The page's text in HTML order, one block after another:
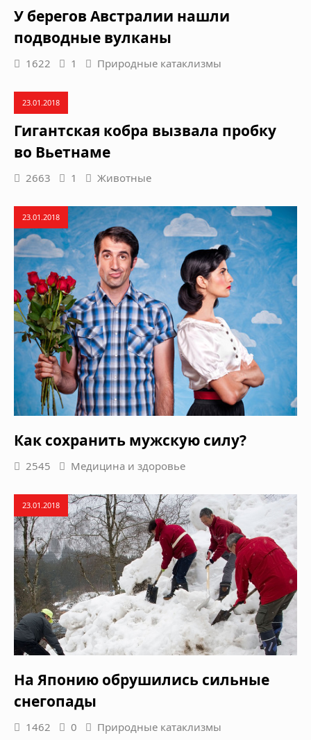
У берегов Австралии нашли
подводные вулканы
1622 1 Природные катаклизмы
23.01.2018
Гигантская кобра вызвала пробку
во Вьетнаме
2663 1 Животные
23.01.2018
Как сохранить мужскую силу?
2545 Медицина и здоровье
23.01.2018
На Японию обрушились сильные
снегопады
1462 0 Природные катаклизмы